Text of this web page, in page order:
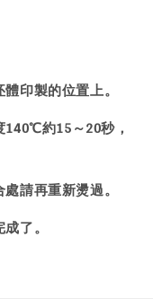
印製的位置上。
約15～20秒，
請再重新燙過。
了。